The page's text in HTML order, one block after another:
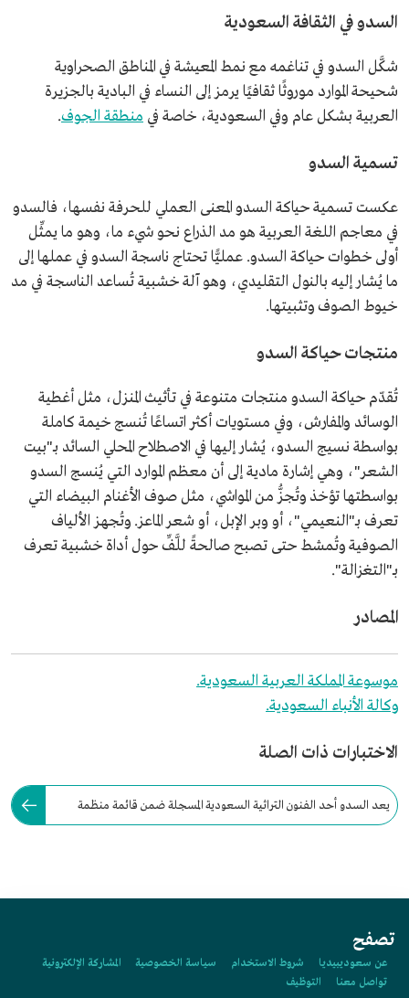
السدو في الثقافة السعودية
شكَّل السدو في تناغمه مع نمط المعيشة في المناطق الصحراوية
شحيحة الموارد موروثًا ثقافيًا يرمز إلى النساء في البادية بالجزيرة
العربية بشكل عام وفي السعودية، خاصة في منطقة الجوف.
تسمية السدو
عكست تسمية حياكة السدو المعنى العملي للحرفة نفسها، فالسدو
في معاجم اللغة العربية هو مد الذراع نحو شيء ما، وهو ما يمثِّل
أولى خطوات حياكة السدو. عمليًّا تحتاج ناسجة السدو في عملها إلى
ما يُشار إليه بالنول التقليدي، وهو آلة خشبية تُساعد الناسجة في مد
خيوط الصوف وتثبيتها.
منتجات حياكة السدو
تُقدّم حياكة السدو منتجات متنوعة في تأثيث المنزل، مثل أغطية
الوسائد والمفارش، وفي مستويات أكثر اتساعًا تُنسج خيمة كاملة
بواسطة نسيج السدو، يُشار إليها في الاصطلاح المحلي السائد بـ"بيت
الشعر"، وهي إشارة مادية إلى أن معظم الموارد التي يُنسج السدو
بواسطتها تؤخذ وتُجزُّ من المواشي، مثل صوف الأغنام البيضاء التي
تعرف بـ"النعيمي"، أو وبر الإبل، أو شعر الماعز. وتُجهز الألياف
الصوفية وتُمشط حتى تصبح صالحةً للَّفِّ حول أداة خشبية تعرف
بـ"التغزالة".
المصادر
موسوعة المملكة العربية السعودية.
وكالة الأنباء السعودية.
الاختبارات ذات الصلة
يعد السدو أحد الفنون التراثية السعودية المسجلة ضمن قائمة منظمة
تصفح
عن سعوديبيديا شروط الاستخدام سياسة الخصوصية
المشاركة الإلكترونية
تواصل معنا
التوظيف